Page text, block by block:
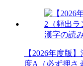
漢字の読
【2026年度版
度A（必ず押さ